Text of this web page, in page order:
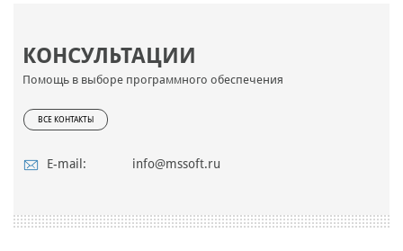
КОНСУЛЬТАЦИИ
Помощь в выборе программного обеспечения
ВСЕ КОНТАКТЫ
E-mail: info@mssoft.ru